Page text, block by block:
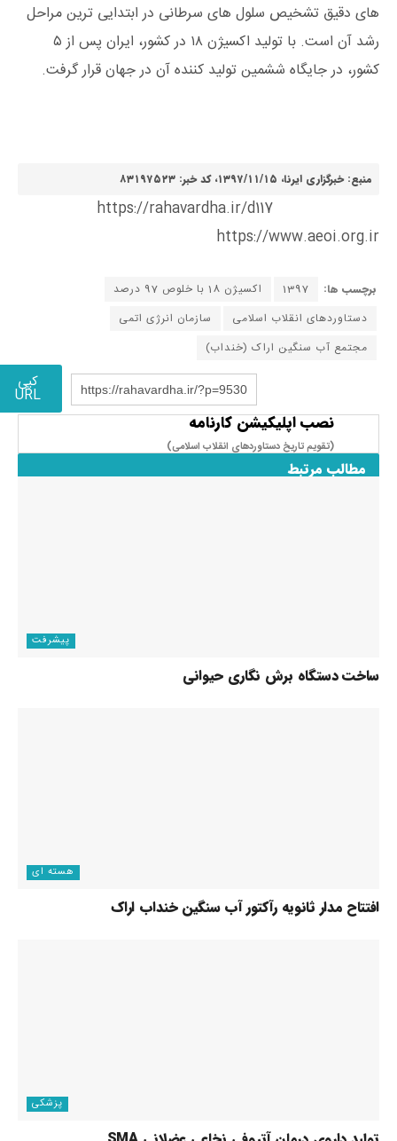
های دقیق تشخیص سلول ‌های سرطانی در ابتدایی ‌ترین مراحل
رشد آن است. با تولید اکسیژن ۱۸ در کشور، ایران پس از ۵
کشور، در جایگاه ششمین تولید کننده آن در جهان قرار گرفت.
منبع: خبرگزاری ایرنا، ۱۳۹۷/۱۱/۱۵، کد خبر: ۸۳۱۹۷۵۲۳
https://rahavardha.ir/d117
https://www.aeoi.org.ir
برچسب ها: 1397
اکسیژن 18 با خلوص 97 درصد
دستاوردهای انقلاب اسلامی
سازمان انرژی اتمی
مجتمع آب سنگین اراک (خنداب)
https://rahavardha.ir/?p=9530 کپی
URL
نصب اپلیکیشن کارنامه
(تقویم تاریخ دستاوردهای انقلاب اسلامی​)
مطالب مرتبط
پیشرفت
ساخت دستگاه برش نگاری حیوانی
هسته ای
افتتاح مدار ثانویه رآکتور آب سنگین خنداب اراک
پزشکی